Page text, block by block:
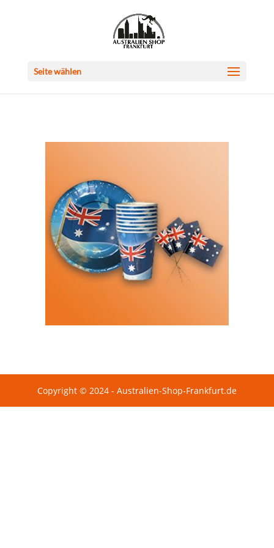
Seite wählen
Copyright © 2024 - Australien-Shop-Frankfurt.de